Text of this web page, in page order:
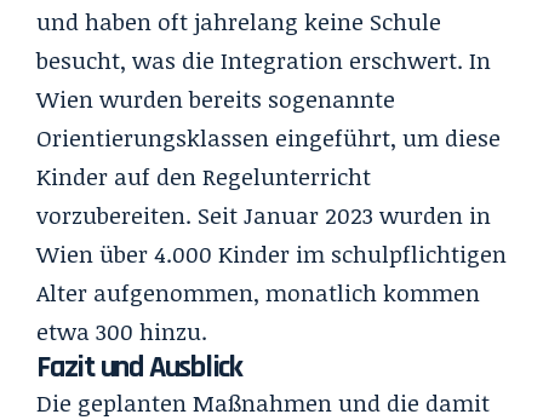
und haben oft jahrelang keine Schule
besucht, was die Integration erschwert. In
Wien wurden bereits sogenannte
Orientierungsklassen eingeführt, um diese
Kinder auf den Regelunterricht
vorzubereiten. Seit Januar 2023 wurden in
Wien über 4.000 Kinder im schulpflichtigen
Alter aufgenommen, monatlich kommen
etwa 300 hinzu.
Fazit und Ausblick
Die geplanten Maßnahmen und die damit